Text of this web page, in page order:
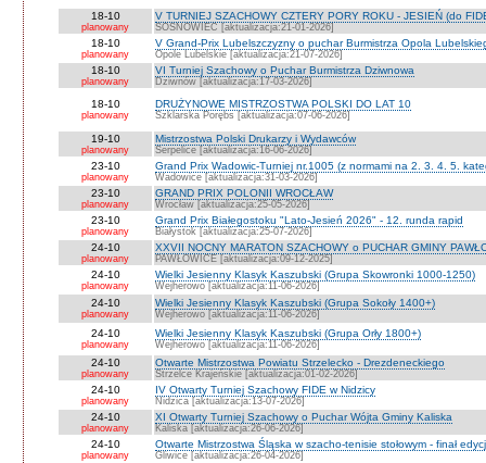
18-10
planowany
V TURNIEJ SZACHOWY CZTERY PORY ROKU - JESIEŃ (do
SOSNOWIEC [aktualizacja:21-01-2026]
18-10
planowany
V Grand-Prix Lubelszczyzny o puchar Burmistrza Opola
Opole Lubelskie [aktualizacja:21-07-2026]
18-10
planowany
VI Turniej Szachowy o Puchar Burmistrza Dziwnowa
Dziwnów [aktualizacja:17-03-2026]
18-10
planowany
DRUŻYNOWE MISTRZOSTWA POLSKI DO LAT 10
Szklarska Porębs [aktualizacja:07-06-2026]
19-10
planowany
Mistrzostwa Polski Drukarzy i Wydawców
Serpelice [aktualizacja:16-06-2026]
23-10
planowany
Grand Prix Wadowic-Turniej nr.1005 (z normami na 2. 3. 4. 5.
Wadowice [aktualizacja:31-03-2026]
23-10
planowany
GRAND PRIX POLONII WROCŁAW
Wrocław [aktualizacja:25-05-2026]
23-10
planowany
Grand Prix Białegostoku "Lato-Jesień 2026" - 12. runda rapid
Białystok [aktualizacja:25-07-2026]
24-10
planowany
XXVII NOCNY MARATON SZACHOWY o PUCHAR GMINY
PAWŁOWICE [aktualizacja:09-12-2025]
24-10
planowany
Wielki Jesienny Klasyk Kaszubski (Grupa Skowronki 1000-1250)
Wejherowo [aktualizacja:11-06-2026]
24-10
planowany
Wielki Jesienny Klasyk Kaszubski (Grupa Sokoły 1400+)
Wejherowo [aktualizacja:11-06-2026]
24-10
planowany
Wielki Jesienny Klasyk Kaszubski (Grupa Orły 1800+)
Wejherowo [aktualizacja:11-06-2026]
24-10
planowany
Otwarte Mistrzostwa Powiatu Strzelecko - Drezdeneckiego
Strzelce Krajeńskie [aktualizacja:01-02-2026]
24-10
planowany
IV Otwarty Turniej Szachowy FIDE w Nidzicy
Nidzica [aktualizacja:13-07-2026]
24-10
planowany
XI Otwarty Turniej Szachowy o Puchar Wójta Gminy Kaliska
Kaliska [aktualizacja:26-06-2026]
24-10
planowany
Otwarte Mistrzostwa Śląska w szacho-tenisie stołowym - finał
Gliwice [aktualizacja:26-04-2026]